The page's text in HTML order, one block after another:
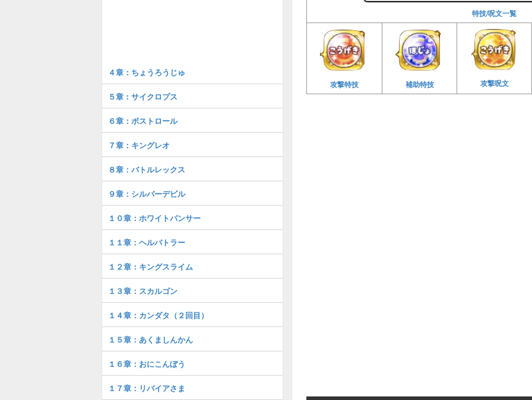
特技/呪文一覧
攻撃特技 補助特技 攻撃呪文
４章：ちょうろうじゅ
５章：サイクロプス
６章：ボストロール
７章：キングレオ
８章：バトルレックス
９章：シルバーデビル
１０章：ホワイトパンサー
１１章：ヘルバトラー
１２章：キングスライム
１３章：スカルゴン
１４章：カンダタ（２回目）
１５章：あくましんかん
１６章：おにこんぼう
１７章：リバイアさま